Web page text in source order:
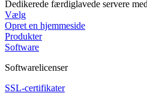
Dedikerede færdiglavede servere
Vælg
Opret en hjemmeside
Produkter
Software
Softwarelicenser
SSL-certifikater